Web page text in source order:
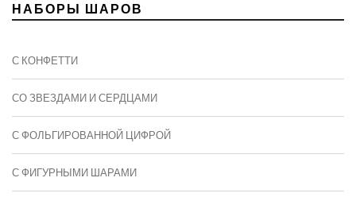
НАБОРЫ ШАРОВ
С КОНФЕТТИ
СО ЗВЕЗДАМИ И СЕРДЦАМИ
С ФОЛЬГИРОВАННОЙ ЦИФРОЙ
С ФИГУРНЫМИ ШАРАМИ